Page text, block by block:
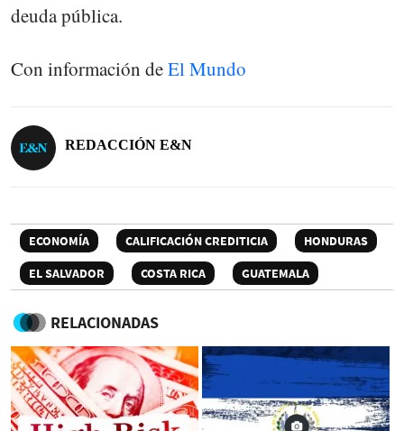
deuda pública.
Con información deEl Mundo
REDACCIÓN E&N
ECONOMÍA CALIFICACIÓN CREDITICIA
HONDURAS
EL SALVADOR
COSTA RICA GUATEMALA
RELACIONADAS